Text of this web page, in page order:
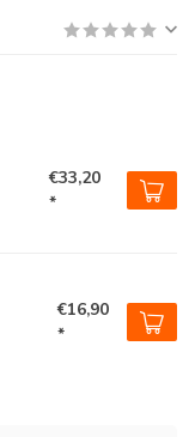
€33,20
*
€16,90
*